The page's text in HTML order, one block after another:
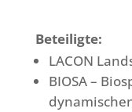
Beteiligte:
LACON
BIOSA –